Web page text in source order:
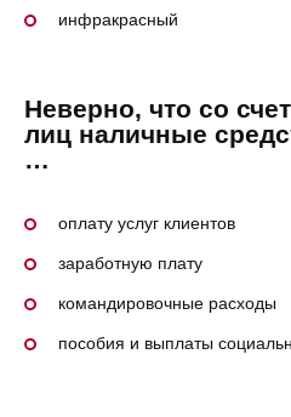
инфракрасный
Неверно, что со
лиц наличные
…
оплату услуг клиентов
заработную плату
командировочные расходы
пособия и выплаты